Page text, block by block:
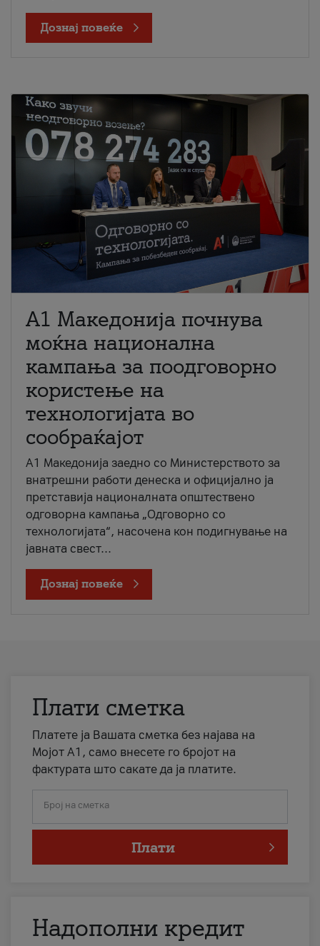
Дознај повеќе
A1 Македонија почнува
моќна национална
кампања за поодговорно
користење на
технологијата во
сообраќајот
A1 Македонија заедно со Министерството за
внатрешни работи денеска и официјално ја
претставија националната општествено
одговорна кампања „Одговорно со
технологијата“, насочена кон подигнување на
јавната свест...
Дознај повеќе
Плати сметка
Платете ја Вашата сметка без најава на
Мојот А1, само внесете го бројот на
фактурата што сакате да ја платите.
Број на сметка
Плати
Надополни кредит